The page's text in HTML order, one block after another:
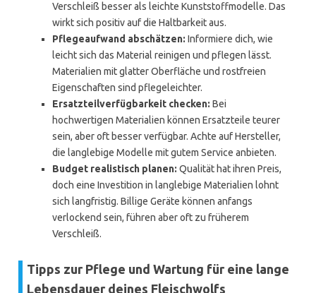
Verschleiß besser als leichte Kunststoffmodelle. Das
wirkt sich positiv auf die Haltbarkeit aus.
Pflegeaufwand abschätzen: Informiere dich, wie
leicht sich das Material reinigen und pflegen lässt.
Materialien mit glatter Oberfläche und rostfreien
Eigenschaften sind pflegeleichter.
Ersatzteilverfügbarkeit checken: Bei
hochwertigen Materialien können Ersatzteile teurer
sein, aber oft besser verfügbar. Achte auf Hersteller,
die langlebige Modelle mit gutem Service anbieten.
Budget realistisch planen: Qualität hat ihren Preis,
doch eine Investition in langlebige Materialien lohnt
sich langfristig. Billige Geräte können anfangs
verlockend sein, führen aber oft zu früherem
Verschleiß.
Tipps zur Pflege und Wartung für eine lange
Lebensdauer deines Fleischwolfs